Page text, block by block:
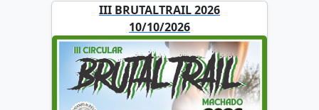
III BRUTALTRAIL 2026
10/10/2026